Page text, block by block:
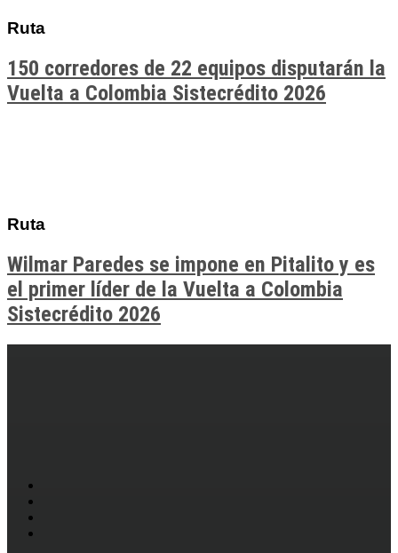
Ruta
150 corredores de 22 equipos disputarán la
Vuelta a Colombia Sistecrédito 2026
Ruta
Wilmar Paredes se impone en Pitalito y es
el primer líder de la Vuelta a Colombia
Sistecrédito 2026